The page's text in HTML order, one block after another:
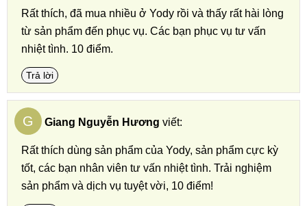
Rất thích, đã mua nhiều ở Yody rồi và thấy rất hài lòng
từ sản phẩm đến phục vụ. Các bạn phục vụ tư vấn
nhiệt tình. 10 điểm.
Trả lời
G Giang Nguyễn Hương viết:
Rất thích dùng sản phẩm của Yody, sản phẩm cực kỳ
tốt, các bạn nhân viên tư vấn nhiệt tình. Trải nghiệm
sản phẩm và dịch vụ tuyệt vời, 10 điểm!